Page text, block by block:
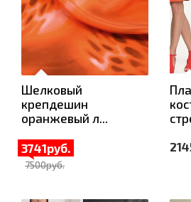
Шелковый
крепдешин
оранжевый л...
3741руб.
7500руб.